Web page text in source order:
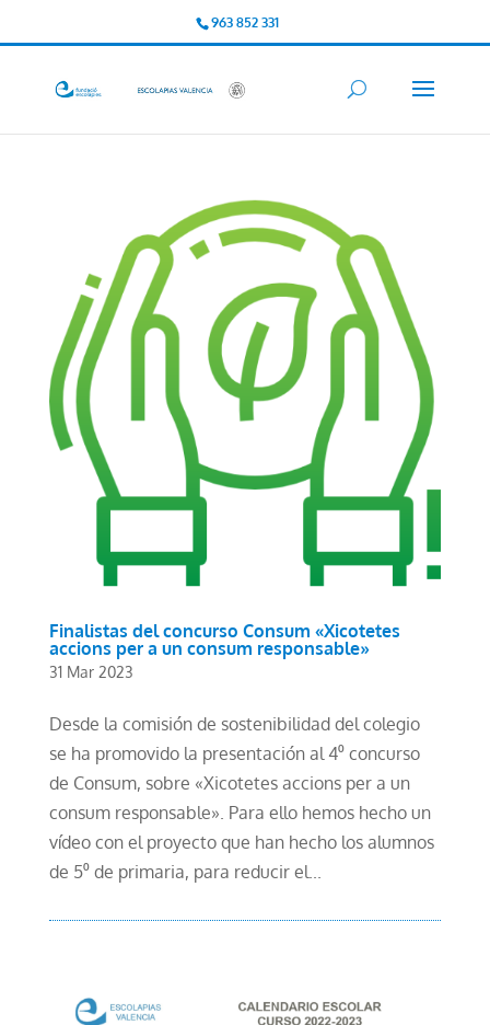
963 852 331
Finalistas del concurso Consum «Xicotetes
accions per a un consum responsable»
31 Mar 2023
Desde la comisión de sostenibilidad del colegio
se ha promovido la presentación al 4⁰ concurso
de Consum, sobre «Xicotetes accions per a un
consum responsable». Para ello hemos hecho un
vídeo con el proyecto que han hecho los alumnos
de 5⁰ de primaria, para reducir el...